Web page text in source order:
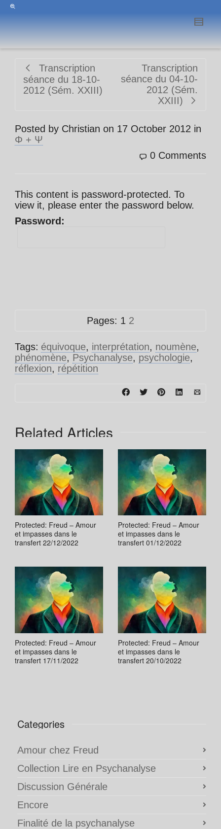
Transcription
séance du 18-10-
2012 (Sém. XXIII)
Transcription
séance du 04-10-
2012 (Sém.
XXIII)
Posted by Christian on 17 October 2012 in
Φ + Ψ
0 Comments
This content is password-protected. To
view it, please enter the password below.
Password:
Pages: 1 2
Tags: équivoque, interprétation, noumène,
phénomène, Psychanalyse, psychologie,
réflexion, répétition
Related Articles
Protected: Freud – Amour
et impasses dans le
transfert 22/12/2022
Protected: Freud – Amour
et impasses dans le
transfert 01/12/2022
Protected: Freud – Amour
et impasses dans le
transfert 17/11/2022
Protected: Freud – Amour
et impasses dans le
transfert 20/10/2022
Categories
Amour chez Freud
Collection Lire en Psychanalyse
Discussion Générale
Encore
Finalité de la psychanalyse